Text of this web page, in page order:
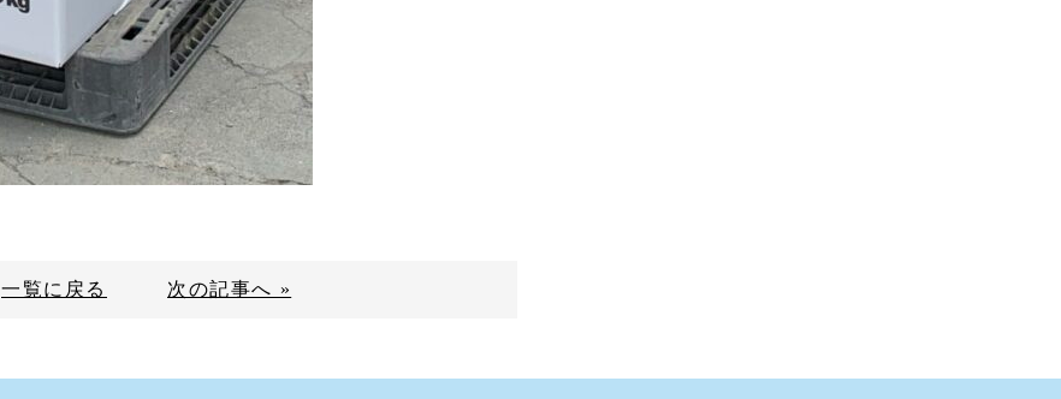
一覧に戻る 次の記事へ »